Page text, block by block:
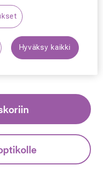
–50 %,
tuotteet!
Hyväksy kaikki